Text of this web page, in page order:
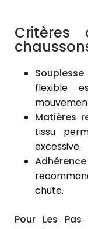
flexible
Matières
tissu
excessive.
chute.
Pour Les